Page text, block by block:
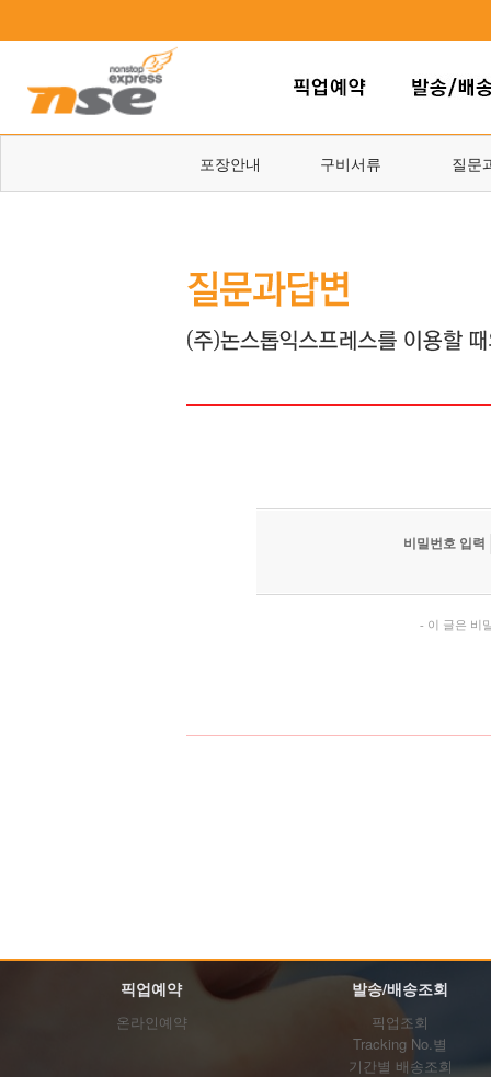
포장안내 구비서류 질문
비밀번호 입력
- 이 글은 비
픽업예약 발송/배송조회
온라인예약
픽업조회
Tracking No.별
기간별 배송조회